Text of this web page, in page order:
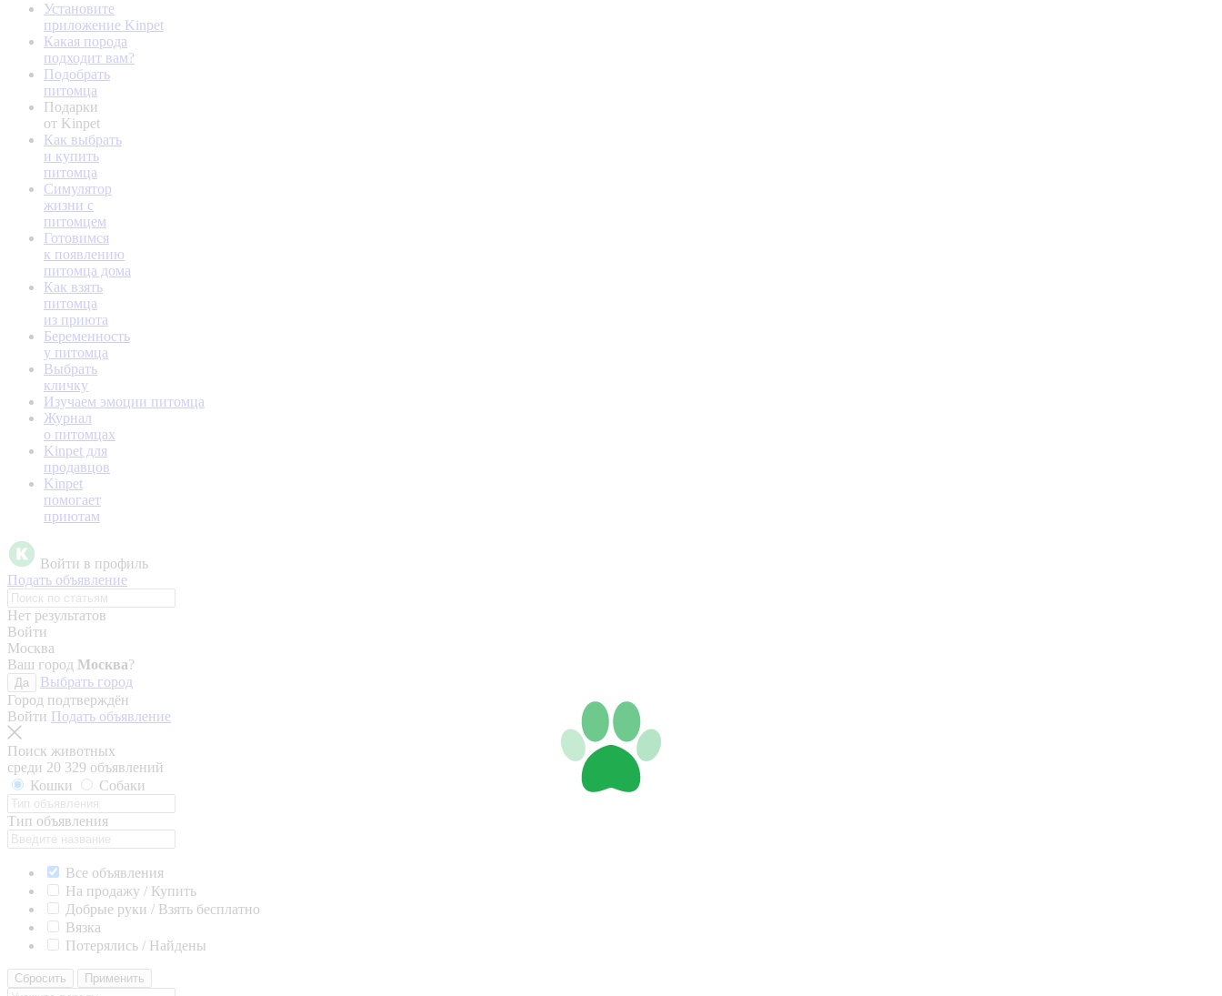
Установите
приложение Kinpet
Какая порода
подходит вам?
Подобрать
питомца
Подарки
от Kinpet
Как выбрать
и купить
питомца
Симулятор
жизни с
питомцем
Готовимся
к появлению
питомца дома
Как взять
питомца
из приюта
Беременность
у питомца
Выбрать
кличку
Изучаем эмоции питомца
Журнал
о питомцах
Kinpet для
продавцов
Kinpet
помогает
приютам
Войти в профиль
Подать объявление
Нет результатов
Войти
Москва
Ваш город Москва?
Да
Выбрать город
Город подтверждён
Войти Подать объявление
Поиск животных
среди 20 329 объявлений
Кошки
Собаки
Тип объявления
Все объявления
На продажу / Купить
Добрые руки / Взять бесплатно
Вязка
Потерялись / Найдены
Сбросить Применить